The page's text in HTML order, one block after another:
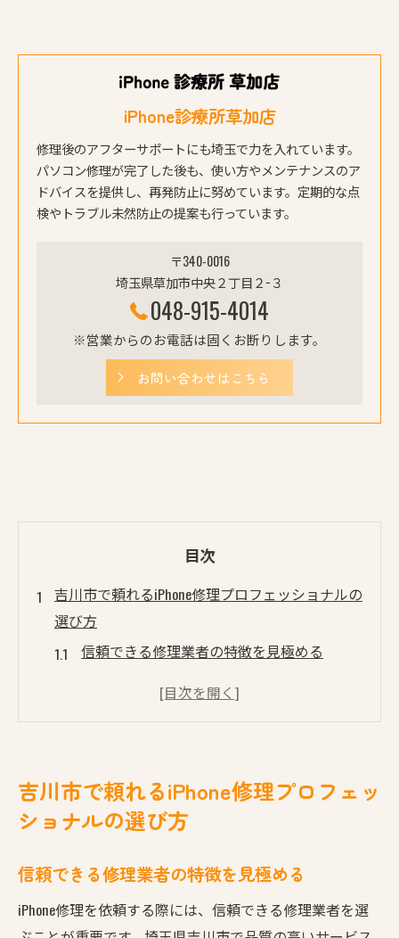
iPhone診療所草加店
修理後のアフターサポートにも埼玉で力を入れています。
パソコン修理が完了した後も、使い方やメンテナンスのア
ドバイスを提供し、再発防止に努めています。定期的な点
検やトラブル未然防止の提案も行っています。
〒340-0016
埼玉県草加市中央２丁目２−３
048-915-4014
※営業からのお電話は固くお断りします。
お問い合わせはこちら
目次
吉川市で頼れるiPhone修理プロフェッショナルの
選び方
信頼できる修理業者の特徴を見極める
実績と評判から選ぶiPhone修理専門店
コストと品質のバランスを考慮
画面割れやバッテリー交換に迅速対応する吉川
画面割れ修理のプロセスを理解する
バッテリー交換のタイミングとは？
吉川市で頼れるiPhone修理プロフェッ
ショナルの選び方
信頼できる修理業者の特徴を見極める
iPhone修理を依頼する際には、信頼できる修理業者を選